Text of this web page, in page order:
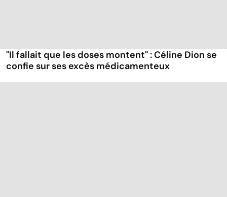
"Il fallait que les doses montent" : Céline Dion se
confie sur ses excès médicamenteux